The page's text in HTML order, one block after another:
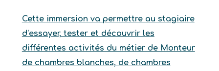
Cette immersion va permettre au stagiaire
d’essayer, tester et découvrir les
différentes activités du métier de Monteur
de chambres blanches, de chambres